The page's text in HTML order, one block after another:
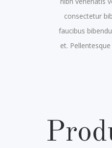
consectetur
faucibus
et.